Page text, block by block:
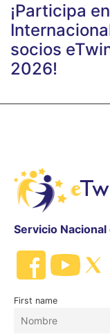
¡Participa
socios
2026!
Servicio
First name